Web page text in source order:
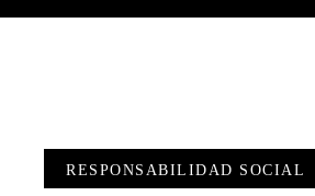
RESPONSABILIDAD SOCIAL